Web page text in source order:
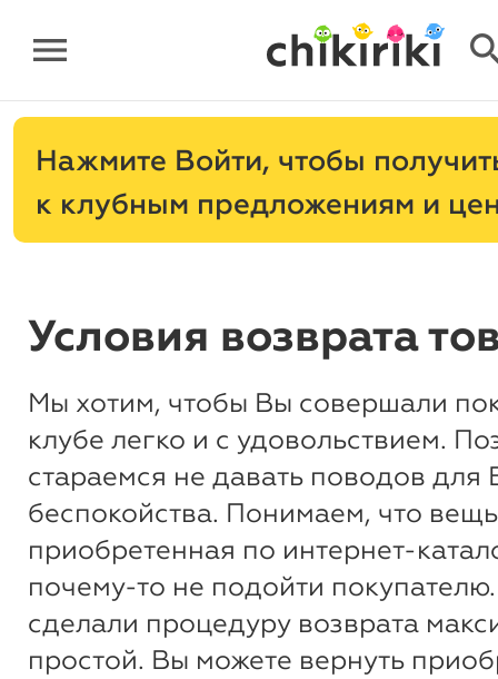
menu
Нажмите
, чтобы
к клубным предложениям и
Условия возврата
Мы хотим, чтобы Вы совершали
клубе легко и с удовольствием.
стараемся не давать поводов для
беспокойства. Понимаем, что
приобретенная по интернет-
почему-то не подойти
сделали процедуру возврата
простой. Вы можете вернуть